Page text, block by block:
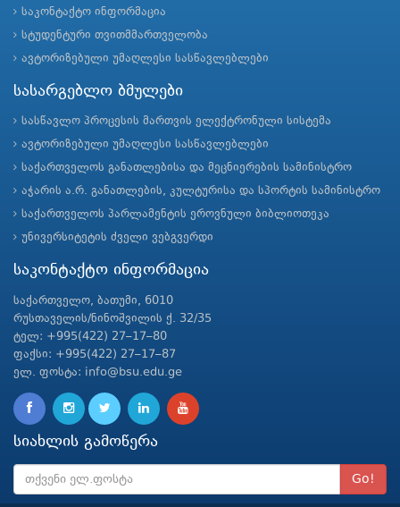
საკონტაქტო ინფორმაცია
სტუდენტური თვითმმართველობა
ავტორიზებული უმაღლესი სასწავლებლები
სასარგებლო ბმულები
სასწავლო პროცესის მართვის ელექტრონული სისტემა
ავტორიზებული უმაღლესი სასწავლებლები
საქართველოს განათლებისა და მეცნიერების სამინისტრო
აჭარის ა.რ. განათლების, კულტურისა და სპორტის სამინისტრო
საქართველოს პარლამენტის ეროვნული ბიბლიოთეკა
უნივერსიტეტის ძველი ვებგვერდი
საკონტაქტო ინფორმაცია
საქართველო, ბათუმი, 6010
რუსთაველის/ნინოშვილის ქ. 32/35
ტელ: +995(422) 27–17–80
ფაქსი: +995(422) 27–17–87
ელ. ფოსტა: info@bsu.edu.ge
სიახლის გამოწერა
Go!